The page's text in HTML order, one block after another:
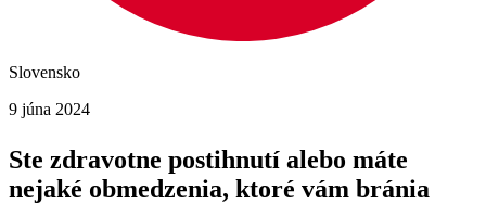
Slovensko
9 júna 2024
Ste zdravotne postihnutí alebo máte
nejaké obmedzenia, ktoré vám bránia